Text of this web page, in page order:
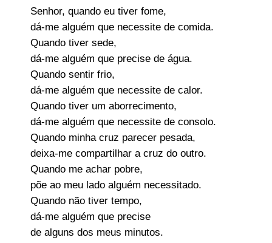
Senhor, quando eu tiver fome,
dá-me alguém que necessite de comida.
Quando tiver sede,
dá-me alguém que precise de água.
Quando sentir frio,
dá-me alguém que necessite de calor.
Quando tiver um aborrecimento,
dá-me alguém que necessite de consolo.
Quando minha cruz parecer pesada,
deixa-me compartilhar a cruz do outro.
Quando me achar pobre,
põe ao meu lado alguém necessitado.
Quando não tiver tempo,
dá-me alguém que precise
de alguns dos meus minutos.